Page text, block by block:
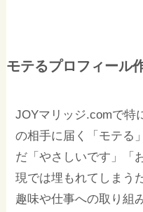
モテるプロフィール
JOYマリッジ.comで特
の相手に届く「モテる
だ「やさしいです」「
現では埋もれてしまう
趣味や仕事への取り組